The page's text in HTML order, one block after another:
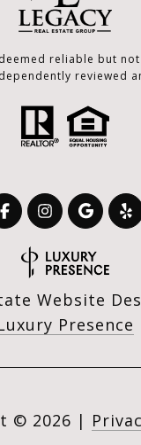
reliable but
reviewed
Website
Presence
© 2026 |